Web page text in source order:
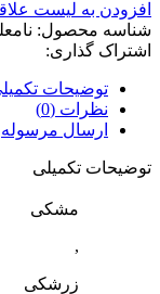
افزودن به لیست
شناسه محصول:
اشتراک گذاری:
توضیحات
نظرات (0)
ارسال مرسوله
توضیحات تکمیلی
مشکی
,
زرشکی